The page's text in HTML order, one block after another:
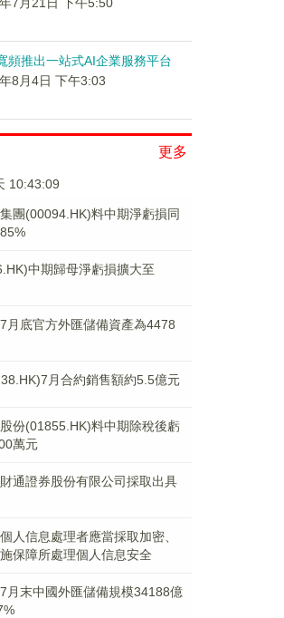
頻推出一站式AI企業服務平台
8月4日 下午3:03
更多
10:43:09
集團(00094.HK)料中期淨虧損同
中期歸母淨虧損擴大至
月底官方外匯儲備資產為4478
月合約銷售額約5.5億元
股份(01855.HK)料中期除稅後虧
萬元
通證券股份有限公司採取出具
人信息處理者應當採取加密、
保障所處理個人信息安全
月末中國外匯儲備規模34188億